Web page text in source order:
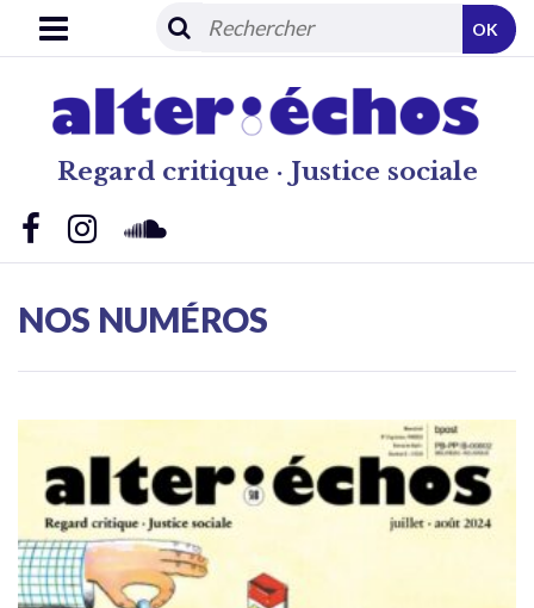
Regard critique · Justice sociale
OK
NOS NUMÉROS